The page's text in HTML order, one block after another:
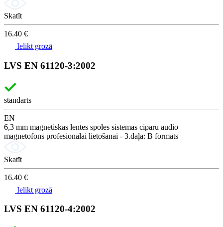
Skatīt
16.40 €
Ielikt grozā
LVS EN 61120-3:2002
standarts
EN
6,3 mm magnētiskās lentes spoles sistēmas ciparu audio
magnetofons profesionālai lietošanai - 3.daļa: B formāts
Skatīt
16.40 €
Ielikt grozā
LVS EN 61120-4:2002